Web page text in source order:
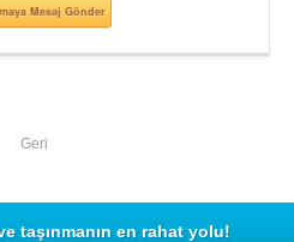
Mesaj Gönder
Geri
taşınmanın en rahat yolu!